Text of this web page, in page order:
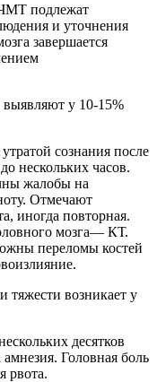
подлежат
и уточнения
завершается
выявляют у 10-15%
сознания после
нескольких часов.
жалобы на
Отмечают
иногда повторная.
мозга— КТ.
переломы костей
тяжести возникает у
десятков
Головная боль
рвота.